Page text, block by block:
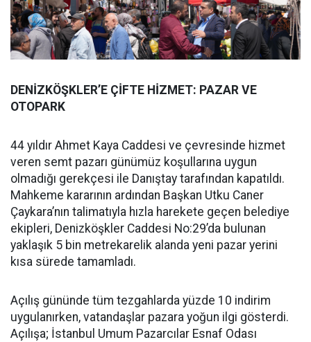
DENİZKÖŞKLER’E ÇİFTE HİZMET: PAZAR VE
OTOPARK
44 yıldır Ahmet Kaya Caddesi ve çevresinde hizmet
veren semt pazarı günümüz koşullarına uygun
olmadığı gerekçesi ile Danıştay tarafından kapatıldı.
Mahkeme kararının ardından Başkan Utku Caner
Çaykara’nın talimatıyla hızla harekete geçen belediye
ekipleri, Denizköşkler Caddesi No:29’da bulunan
yaklaşık 5 bin metrekarelik alanda yeni pazar yerini
kısa sürede tamamladı.
Açılış gününde tüm tezgahlarda yüzde 10 indirim
uygulanırken, vatandaşlar pazara yoğun ilgi gösterdi.
Açılışa; İstanbul Umum Pazarcılar Esnaf Odası